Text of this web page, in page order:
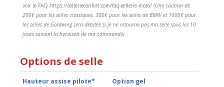
Options de selle
Hauteur assise pilote*
Option gel
voir le FAQ https://sellerieconfort.com/faq-sellerie-moto/ (Une caution de
200€ pour les selles classiques, 300€ pour les selles de BMW et 1000€ pour
les selles de Goldwing sera débitée si je ne retourne pas ma selle sous les 10
jours suivant la livraison de ma commande).